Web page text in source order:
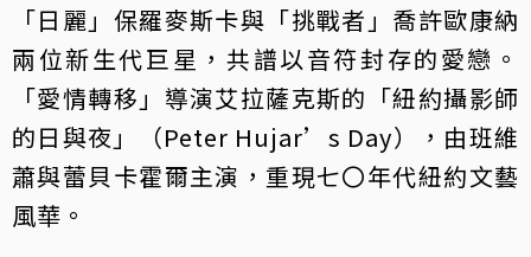
「日麗」保羅麥斯卡與「挑戰者」喬許歐康納
兩位新生代巨星，共譜以音符封存的愛戀。
「愛情轉移」導演艾拉薩克斯的「紐約攝影師
的日與夜」（Peter Hujar’s Day），由班維
蕭與蕾貝卡霍爾主演，重現七〇年代紐約文藝
風華。